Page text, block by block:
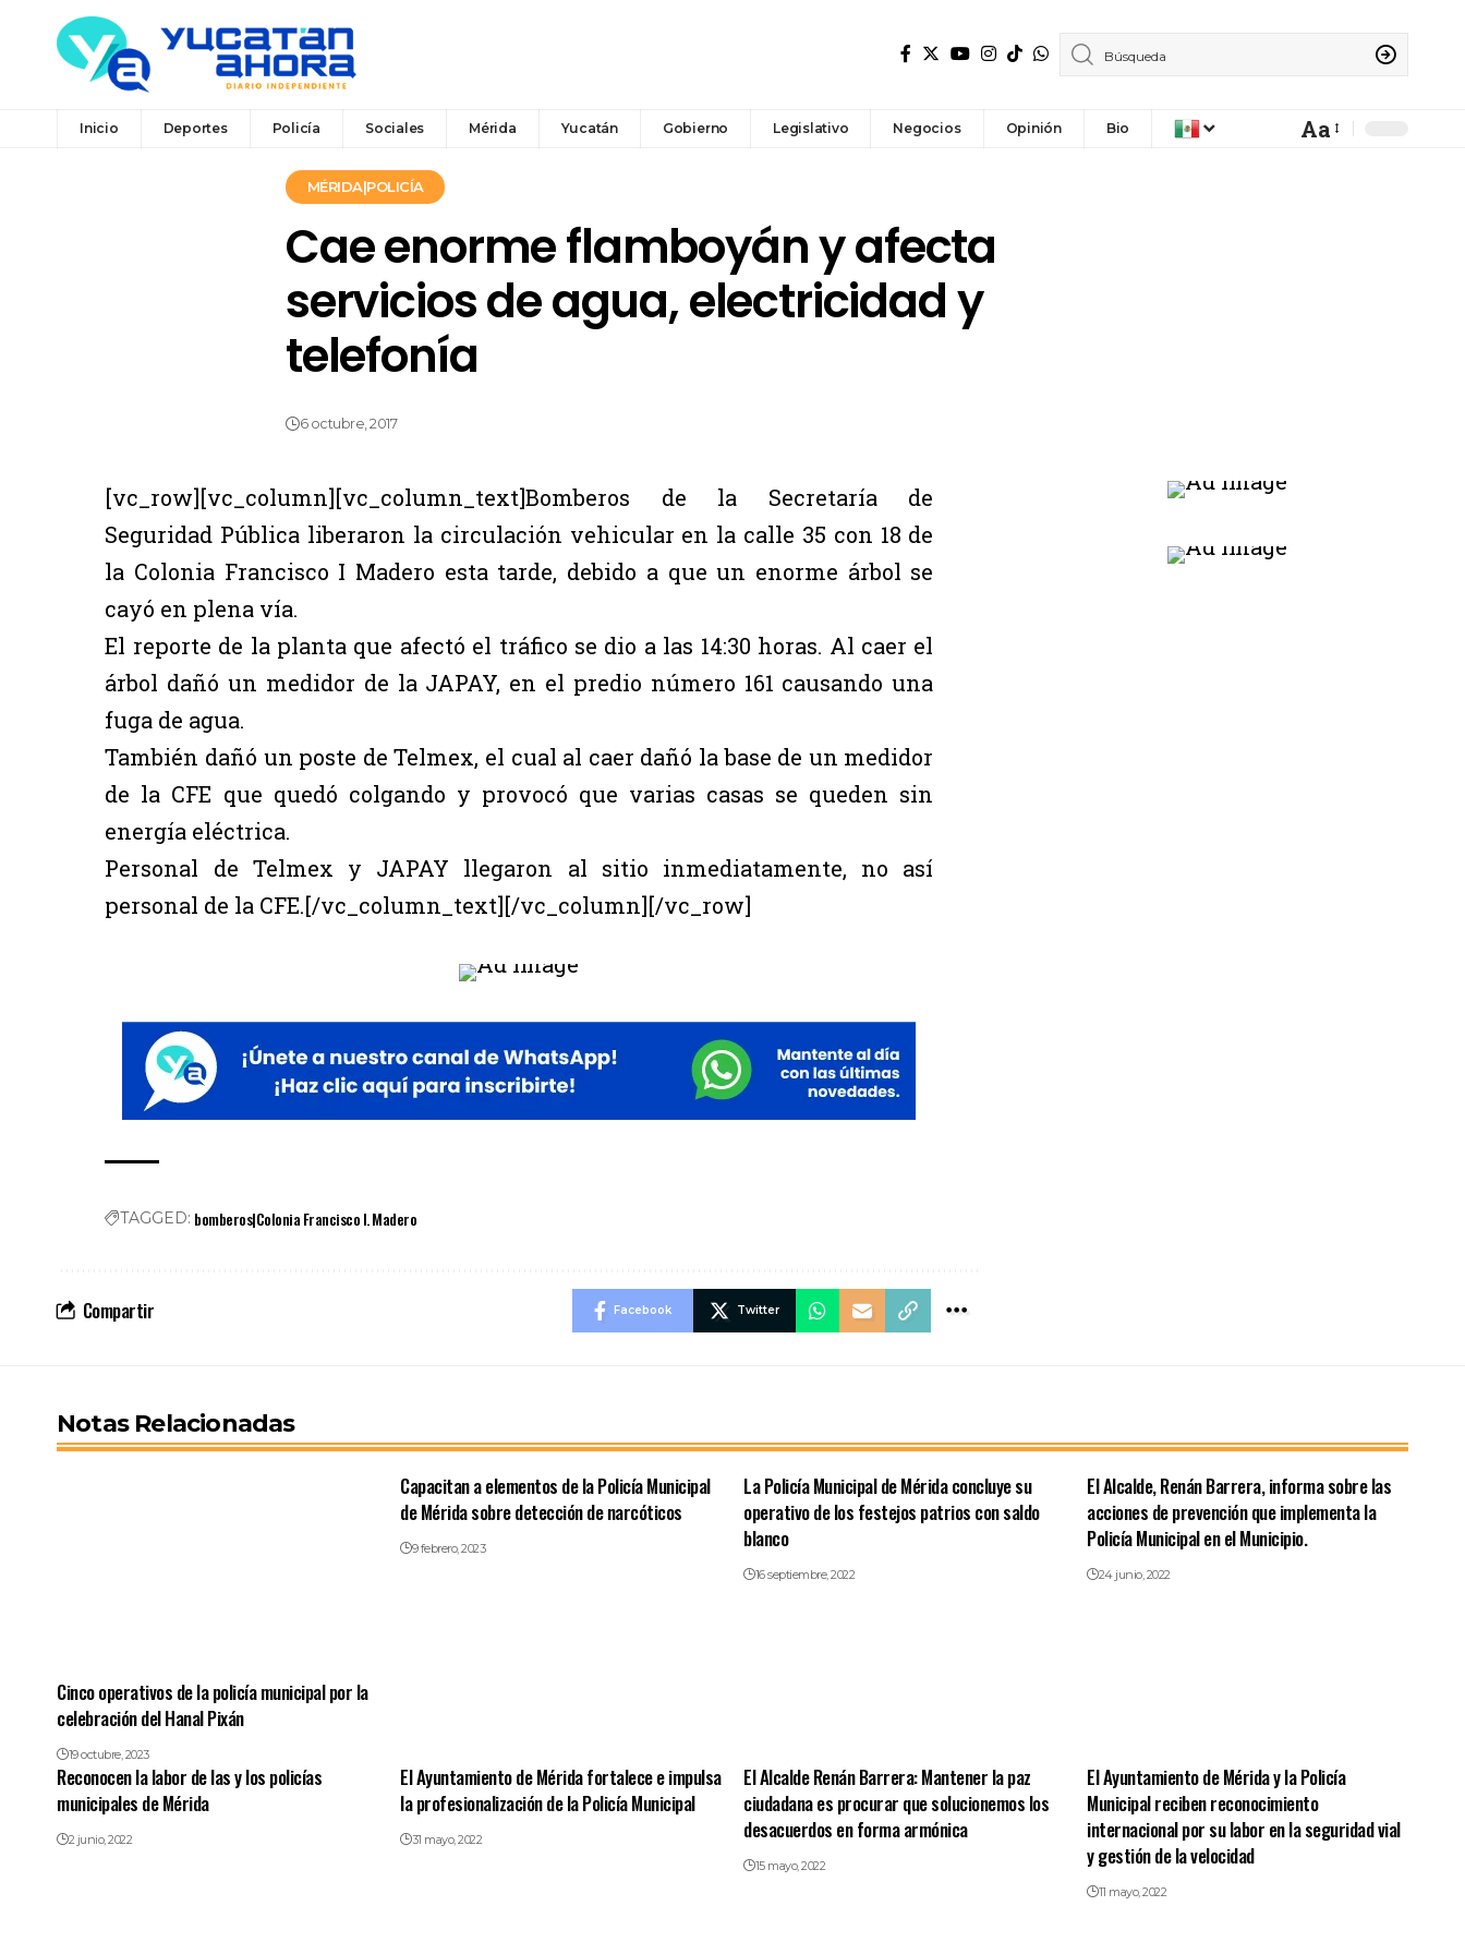
Inicio Deportes Policía Sociales Mérida Yucatán Gobierno Legislativo Negocios Opinión Bio Aa
MÉRIDA|POLICÍA
Cae enorme flamboyán y afecta
servicios de agua, electricidad y
telefonía
6 octubre, 2017
[vc_row][vc_column][vc_column_text]Bomberos de la Secretaría de
Seguridad Pública liberaron la circulación vehicular en la calle 35 con 18 de
la Colonia Francisco I Madero esta tarde, debido a que un enorme árbol se
cayó en plena vía.
El reporte de la planta que afectó el tráfico se dio a las 14:30 horas. Al caer el
árbol dañó un medidor de la JAPAY, en el predio número 161 causando una
fuga de agua.
También dañó un poste de Telmex, el cual al caer dañó la base de un medidor
de la CFE que quedó colgando y provocó que varias casas se queden sin
energía eléctrica.
Personal de Telmex y JAPAY llegaron al sitio inmediatamente, no así
personal de la CFE.[/vc_column_text][/vc_column][/vc_row]
TAGGED: bomberos|Colonia Francisco I. Madero
Compartir Facebook Twitter
Notas Relacionadas
Cinco operativos de la policía municipal por la
celebración del Hanal Pixán
19 octubre, 2023
Capacitan a elementos de la Policía Municipal
de Mérida sobre detección de narcóticos
9 febrero, 2023
La Policía Municipal de Mérida concluye su
operativo de los festejos patrios con saldo
blanco
16 septiembre, 2022
El Alcalde, Renán Barrera, informa sobre las
acciones de prevención que implementa la
Policía Municipal en el Municipio.
24 junio, 2022
Reconocen la labor de las y los policías
municipales de Mérida
2 junio, 2022
El Ayuntamiento de Mérida fortalece e impulsa
la profesionalización de la Policía Municipal
31 mayo, 2022
El Alcalde Renán Barrera: Mantener la paz
ciudadana es procurar que solucionemos los
desacuerdos en forma armónica
15 mayo, 2022
El Ayuntamiento de Mérida y la Policía
Municipal reciben reconocimiento
internacional por su labor en la seguridad vial
y gestión de la velocidad
11 mayo, 2022